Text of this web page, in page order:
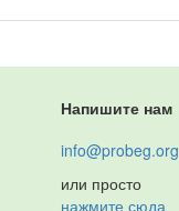
Напишите нам
info@probeg.org
или просто
нажмите сюда